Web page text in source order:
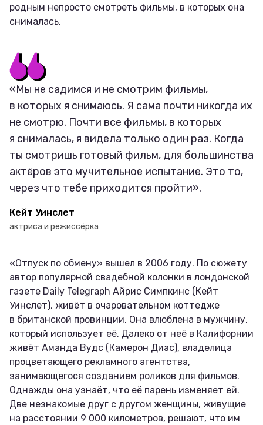
родным непросто смотреть фильмы, в которых она
снималась.
«Мы не садимся и не смотрим фильмы,
в которых я снимаюсь. Я сама почти никогда их
не смотрю. Почти все фильмы, в которых
я снималась, я видела только один раз. Когда
ты смотришь готовый фильм, для большинства
актёров это мучительное испытание. Это то,
через что тебе приходится пройти».
Кейт Уинслет
актриса и режиссёрка
«Отпуск по обмену» вышел в 2006 году. По сюжету
автор популярной свадебной колонки в лондонской
газете Daily Telegraph Айрис Симпкинс (Кейт
Уинслет), живёт в очаровательном коттедже
в британской провинции. Она влюблена в мужчину,
который использует её. Далеко от неё в Калифорнии
живёт Аманда Вудс (Камерон Диас), владелица
процветающего рекламного агентства,
занимающегося созданием роликов для фильмов.
Однажды она узнаёт, что её парень изменяет ей.
Две незнакомые друг с другом женщины, живущие
на расстоянии 9 000 километров, решают, что им